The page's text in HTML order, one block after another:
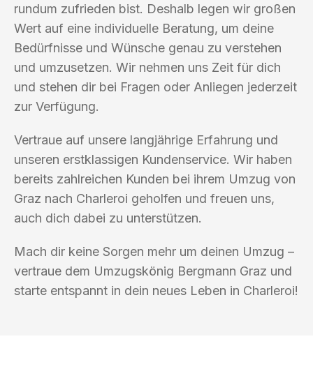
rundum zufrieden bist. Deshalb legen wir großen
Wert auf eine individuelle Beratung, um deine
Bedürfnisse und Wünsche genau zu verstehen
und umzusetzen. Wir nehmen uns Zeit für dich
und stehen dir bei Fragen oder Anliegen jederzeit
zur Verfügung.
Vertraue auf unsere langjährige Erfahrung und
unseren erstklassigen Kundenservice. Wir haben
bereits zahlreichen Kunden bei ihrem Umzug von
Graz nach Charleroi geholfen und freuen uns,
auch dich dabei zu unterstützen.
Mach dir keine Sorgen mehr um deinen Umzug –
vertraue dem Umzugskönig Bergmann Graz und
starte entspannt in dein neues Leben in Charleroi!